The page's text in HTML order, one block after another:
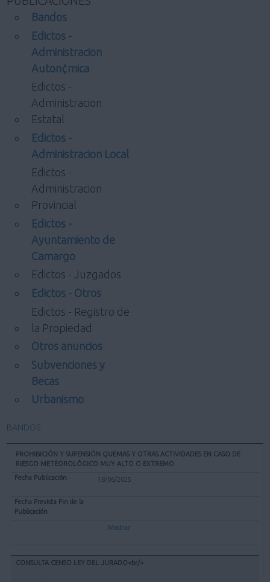
Bandos
Edictos -
Administracion
Auton¢mica
Edictos -
Administracion
Estatal
Edictos -
Administracion Local
Edictos -
Administracion
Provincial
Edictos -
Ayuntamiento de
Camargo
Edictos - Juzgados
Edictos - Otros
Edictos - Registro de
la Propiedad
Otros anuncios
Subvenciones y
Becas
Urbanismo
BANDOS
PROHIBICIÓN Y SUPENSIÓN QUEMAS Y OTRAS ACTIVIDADES EN CASO DE
RIESGO METEOROLÓGICO MUY ALTO O EXTREMO
18/06/2025
Mostrar
CONSULTA CENSO LEY DEL JURADO<br/>